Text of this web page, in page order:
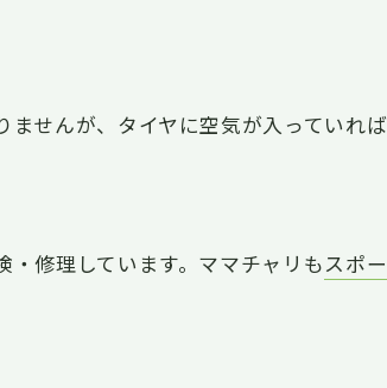
ませんが、タイヤに空気が入っていれ
・修理しています。ママチャリもスポ